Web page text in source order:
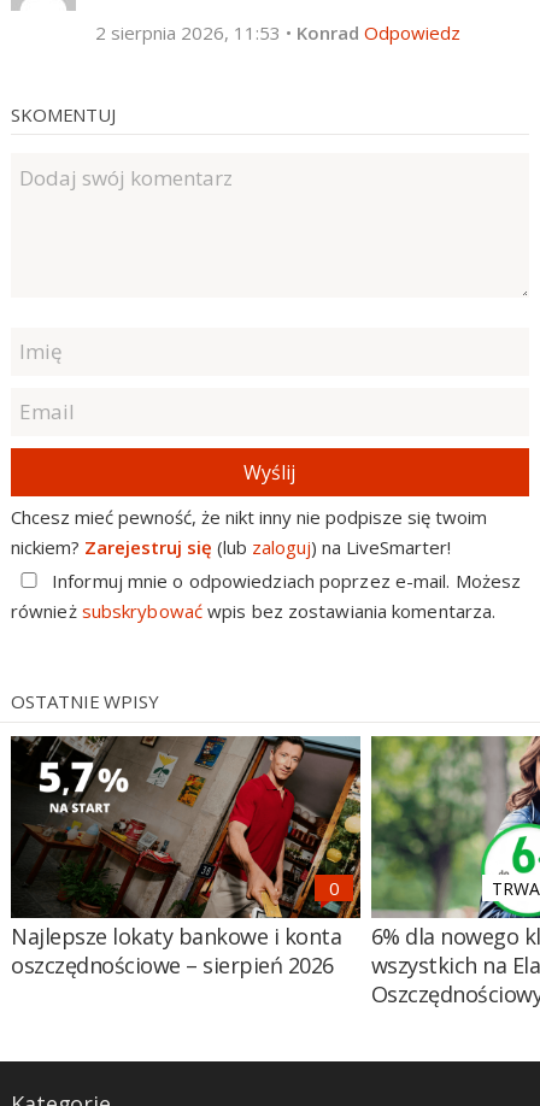
2 sierpnia 2026, 11:53 • Konrad Odpowiedz
SKOMENTUJ
Wyślij
Chcesz mieć pewność, że nikt inny nie podpisze się twoim
nickiem? Zarejestruj się (lub zaloguj) na LiveSmarter!
Informuj mnie o odpowiedziach poprzez e-mail. Możesz
również subskrybowaćwpis bez zostawiania komentarza.
OSTATNIE WPISY
Najlepsze lokaty bankowe i konta
oszczędnościowe – sierpień 2026
6% dla nowego
wszystkich na